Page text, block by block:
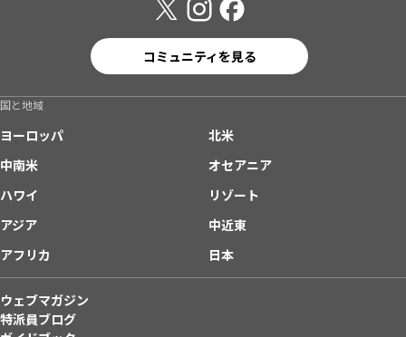
コミュニティを見る
国と地域
ヨーロッパ
北米
中南米
オセアニア
ハワイ
リゾート
アジア
中近東
アフリカ
日本
ウェブマガジン
特派員ブログ